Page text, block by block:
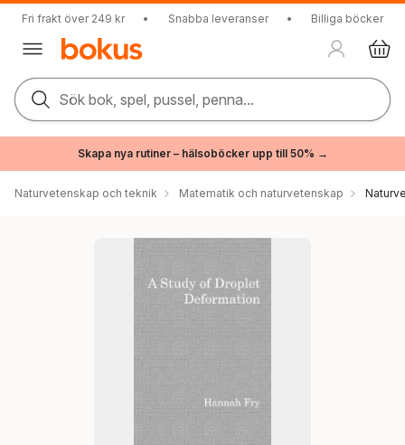
Fri frakt över 249 kr • Snabba leveranser • Billiga böcker
Sök bok, spel, pussel, penna...
Skapa nya rutiner – hälsoböcker upp till 50% →
Naturvetenskap och teknik Matematik och naturvetenskap